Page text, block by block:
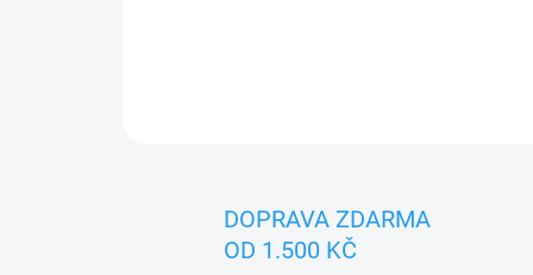
DOPRAVA ZDARMA
OD 1.500 KČ